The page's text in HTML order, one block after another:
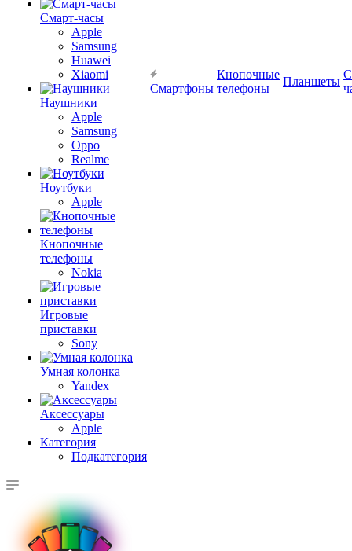
Смарт-часы
Apple
Samsung
Huawei
Xiaomi
Наушники
Apple
Samsung
Oppo
Realme
Ноутбуки
Apple
Кнопочные
телефоны
Nokia
Игровые
приставки
Sony
Умная колонка
Yandex
Аксессуары
Apple
Категория
Подкатегория
Смартфоны
Кнопочные
телефоны
Планшеты